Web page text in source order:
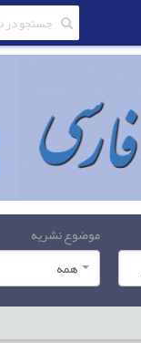
موضوع نشریه
همه